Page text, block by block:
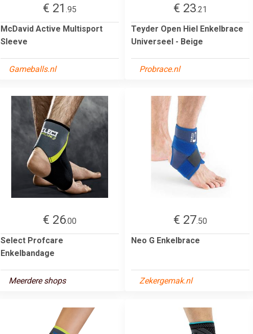
€ 21 .95
McDavid Active Multisport
Sleeve
Gameballs.nl
€ 23.21
Teyder Open Hiel Enkelbrace
Universeel - Beige
Probrace.nl
€ 26.00
Select Profcare
Enkelbandage
Meerdere shops
€ 27.50
Neo G Enkelbrace
Zekergemak.nl